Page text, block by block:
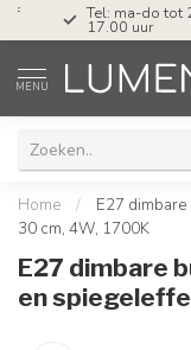
Tel: ma-do tot
17.00 uur
MENU
Home /
E27
30 cm, 4W, 1700K
E27 dimbare
en